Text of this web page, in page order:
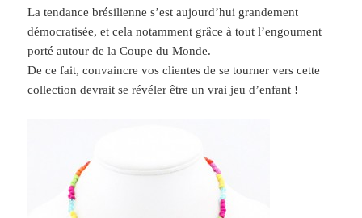
La tendance brésilienne s’est aujourd’hui grandement
démocratisée, et cela notamment grâce à tout l’engoument
porté autour de la Coupe du Monde.
De ce fait, convaincre vos clientes de se tourner vers cette
collection devrait se révéler être un vrai jeu d’enfant !